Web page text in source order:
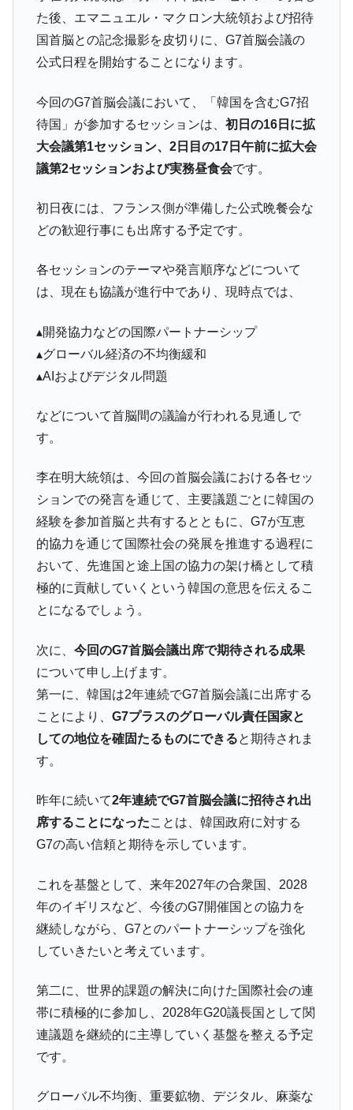
た後、エマニュエル・マクロン大統領および招待
国首脳との記念撮影を皮切りに、G7首脳会議の
公式日程を開始することになります。
今回のG7首脳会議において、「韓国を含むG7招
待国」が参加するセッションは、 初日の16日に拡
大会議第1セッション、2日目の17日午前に拡大会
議第2セッションおよび実務昼食会です。
初日夜には、フランス側が準備した公式晩餐会な
どの歓迎行事にも出席する予定です。
各セッションのテーマや発言順序などについて
は、現在も協議が進行中であり、現時点では、
▴開発協力などの国際パートナーシップ
▴グローバル経済の不均衡緩和
▴AIおよびデジタル問題
などについて首脳間の議論が行われる見通しで
す。
李在明大統領は、今回の首脳会議における各セッ
ションでの発言を通じて、主要議題ごとに韓国の
経験を参加首脳と共有するとともに、G7が互恵
的協力を通じて国際社会の発展を推進する過程に
おいて、先進国と途上国の協力の架け橋として積
極的に貢献していくという韓国の意思を伝えるこ
とになるでしょう。
次に、 今回のG7首脳会議出席で期待される成果
について申し上げます。
第一に、韓国は2年連続でG7首脳会議に出席する
ことにより、 G7プラスのグローバル責任国家と
しての地位を確固たるものにできると期待されま
す。
昨年に続いて2年連続でG7首脳会議に招待され出
席することになったことは、韓国政府に対する
G7の高い信頼と期待を示しています。
これを基盤として、来年2027年の合衆国、2028
年のイギリスなど、今後のG7開催国との協力を
継続しながら、G7とのパートナーシップを強化
していきたいと考えています。
第二に、世界的課題の解決に向けた国際社会の連
帯に積極的に参加し、2028年G20議長国として関
連議題を継続的に主導していく基盤を整える予定
です。
グローバル不均衡、重要鉱物、デジタル、麻薬な